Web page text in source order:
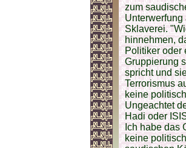
zum
Unterwerfung
Sklaverei.
hinnehmen,
Politiker oder
Gruppierung
spricht und
Terrorismus
keine
Ungeachtet
Hadi oder
Ich habe das
keine